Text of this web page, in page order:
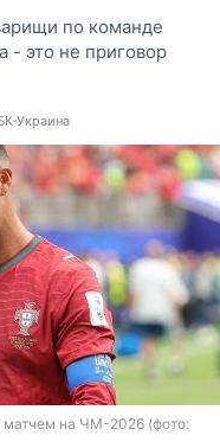
по команде
- это не приговор
Украина
матчем на ЧМ-2026 (фото: